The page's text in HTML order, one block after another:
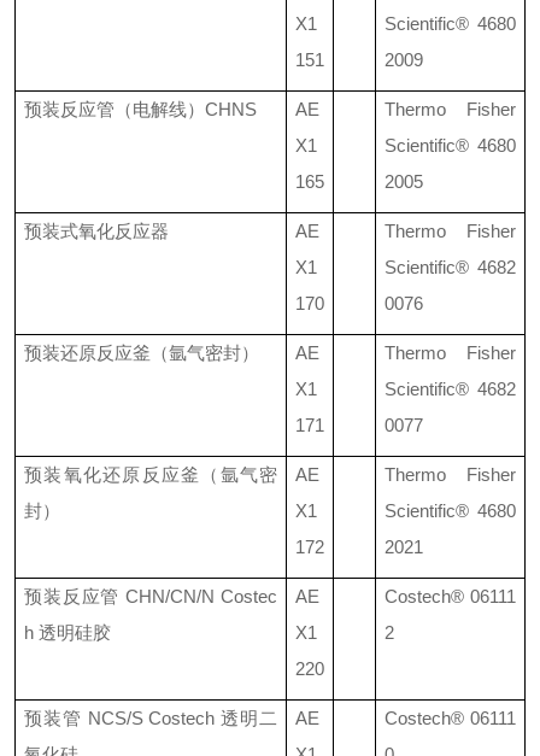
X1
151
Scientific® 4680
2009
预装反应管（电解线） CHNS
AE
X1
165
Thermo Fisher
Scientific® 4680
2005
预装式氧化反应器
AE
X1
170
Thermo Fisher
Scientific® 4682
0076
预装还原反应釜（氩气密封）
AE
X1
171
Thermo Fisher
Scientific® 4682
0077
预装氧化还原反应釜（氩气密
封）
AE
X1
172
Thermo Fisher
Scientific® 4680
2021
预装反应管 CHN/CN/N Costec
h 透明硅胶
AE
X1
220
Costech® 06111
2
预装管 NCS/S Costech透明二
AE
Costech® 06111